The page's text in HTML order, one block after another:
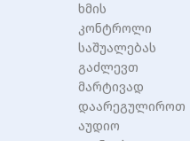
ხმის
კონტროლი
საშუალებას
გაძლევთ
მარტივად
დაარეგულიროთ
აუდიო